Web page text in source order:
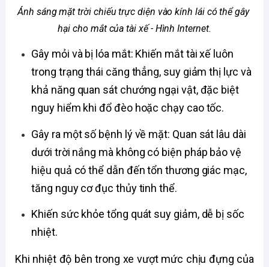
Ánh sáng mặt trời chiếu trực diện vào kính lái có thể gây
hại cho mắt của tài xế - Hình Internet.
Gây mỏi và bị lóa mắt: Khiến mắt tài xế luôn
trong trạng thái căng thẳng, suy giảm thị lực và
khả năng quan sát chướng ngại vật, đặc biệt
nguy hiểm khi đổ đèo hoặc chạy cao tốc.
Gây ra một số bệnh lý về mặt: Quan sát lâu dài
dưới trời nắng mà không có biện pháp bảo vệ
hiệu quả có thể dẫn đến tổn thương giác mạc,
tăng nguy cơ đục thủy tinh thể.
Khiến sức khỏe tổng quát suy giảm, dễ bị sốc
nhiệt.
Khi nhiệt độ bên trong xe vượt mức chịu đựng của